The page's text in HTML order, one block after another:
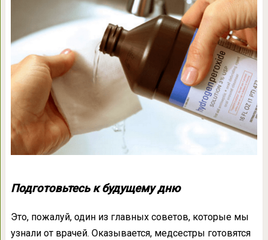
Подготовьтесь к будущему дню
Это, пожалуй, один из главных советов, которые мы
узнали от врачей. Оказывается, медсестры готовятся